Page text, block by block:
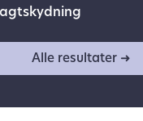
Alle resultater ➜